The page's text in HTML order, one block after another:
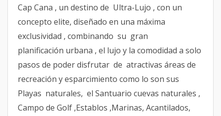
Cap Cana , un destino de Ultra-Lujo , con un
concepto elite, diseñado en una máxima
exclusividad , combinando su gran
planificación urbana , el lujo y la comodidad a solo
pasos de poder disfrutar de atractivas áreas de
recreación y esparcimiento como lo son sus
Playas naturales, el Santuario cuevas naturales ,
Campo de Golf ,Establos ,Marinas, Acantilados,